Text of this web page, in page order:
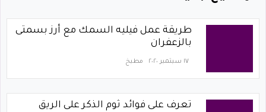
طريقة عمل فيليه السمك مع أرز بسمتى
بالزعفران
١٧ سبتمبر ٢٠٢٠ مطبخ
تعرف على فوائد ثوم الذكر على الريق